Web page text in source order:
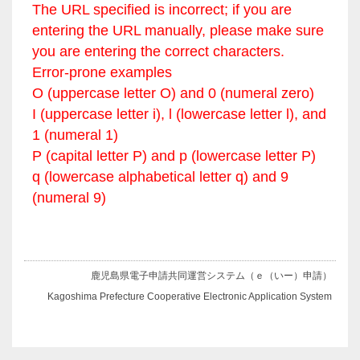
The URL specified is incorrect; if you are
entering the URL manually, please make sure
you are entering the correct characters.
Error-prone examples
O (uppercase letter O) and 0 (numeral zero)
I (uppercase letter i), l (lowercase letter l), and
1 (numeral 1)
P (capital letter P) and p (lowercase letter P)
q (lowercase alphabetical letter q) and 9
(numeral 9)
鹿児島県電子申請共同運営システム（ｅ（いー）申請）
Kagoshima Prefecture Cooperative Electronic Application System